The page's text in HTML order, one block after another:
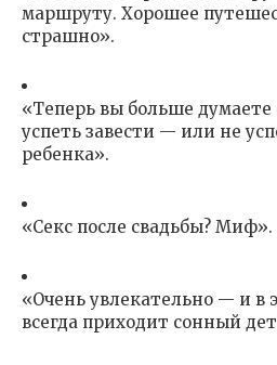
маршруту. Хорошее
страшно».
«Теперь вы больше
успеть завести — или не
ребенка».
«Секс после свадьбы? Миф».
«Очень увлекательно — и в
всегда приходит сонный